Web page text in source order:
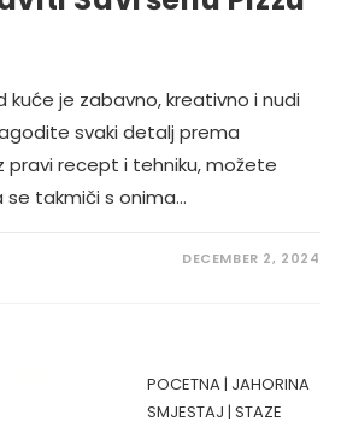
kuće je zabavno, kreativno i nudi
svaki detalj prema
pravi recept i tehniku, možete
se takmiči s onima…
DECEMBER 2, 2024
POCETNA| JAHORINA
SMJESTAJ |STAZE